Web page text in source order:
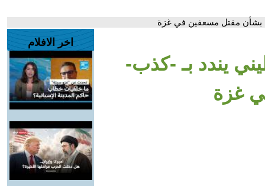
بشأن مقتل مسعفين في غزة
يندد بـ -كذب-
غزة
اخر الافلام